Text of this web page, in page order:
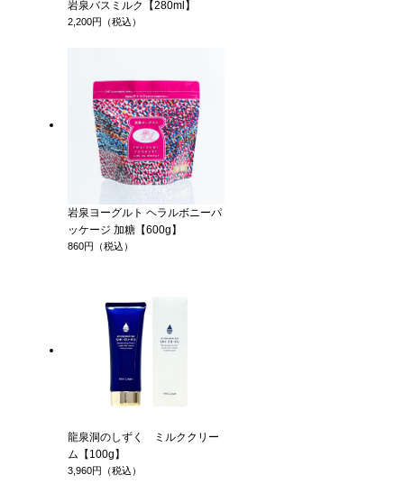
岩泉バスミルク【280ml】
2,200円（税込）
岩泉ヨーグルト ヘラルボニーパ
ッケージ 加糖【600g】
860円（税込）
龍泉洞のしずく ミルククリー
ム【100g】
3,960円（税込）